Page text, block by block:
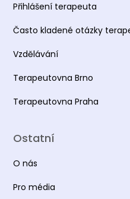
Přihlášení terapeuta
Často kladené otázky
Vzdělávání
Terapeutovna Brno
Terapeutovna Praha
Ostatní
O nás
Pro média